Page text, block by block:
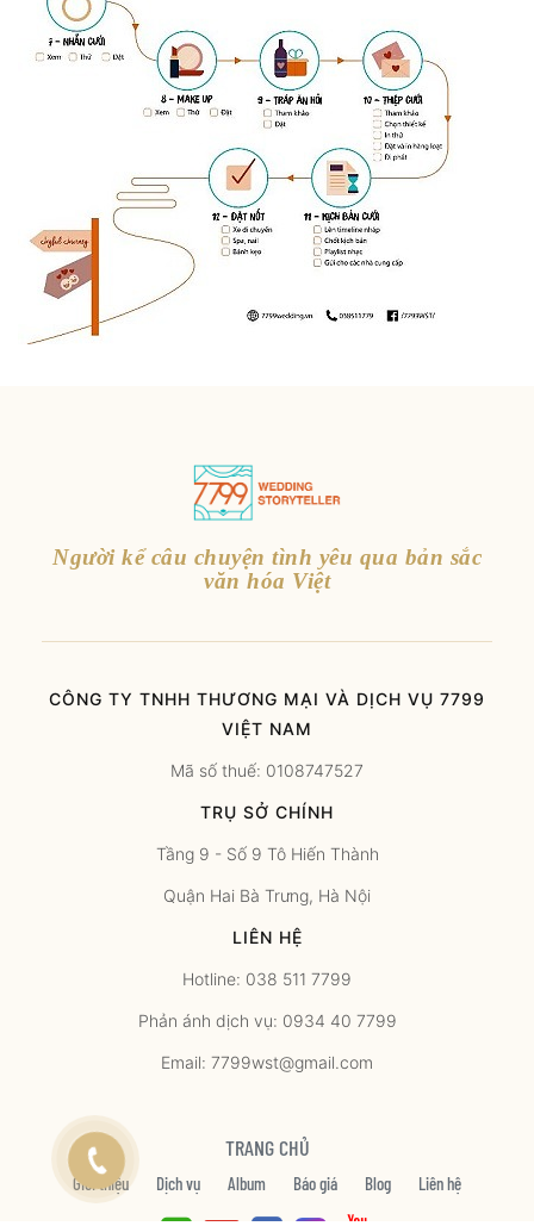
Người kể câu chuyện tình yêu qua bản sắc
văn hóa Việt
CÔNG TY TNHH THƯƠNG MẠI VÀ DỊCH VỤ 7799
VIỆT NAM
Mã số thuế: 0108747527
TRỤ SỞ CHÍNH
Tầng 9 - Số 9 Tô Hiến Thành
Quận Hai Bà Trưng, Hà Nội
LIÊN HỆ
Hotline: 038 511 7799
Phản ánh dịch vụ: 0934 40 7799
Email: 7799wst@gmail.com
TRANG CHỦ
Giới thiệu Dịch vụ Album Báo giá Blog Liên hệ